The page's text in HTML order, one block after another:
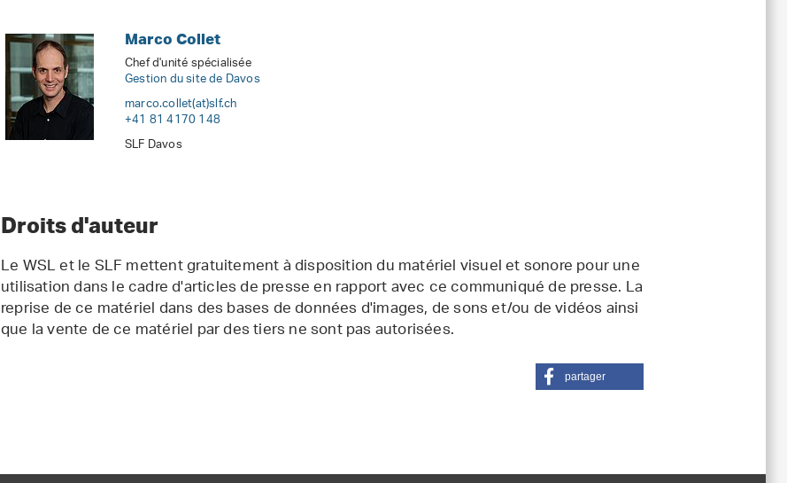
Marco Collet
Chef d'unité spécialisée
Gestion du site de Davos
marco.collet(at)slf.ch
+41 81 4170 148
SLF Davos
Droits d'auteur
Le WSL et le SLF mettent gratuitement à disposition du matériel visuel et sonore pour une
utilisation dans le cadre d'articles de presse en rapport avec ce communiqué de presse. La
reprise de ce matériel dans des bases de données d'images, de sons et/ou de vidéos ainsi
que la vente de ce matériel par des tiers ne sont pas autorisées.
partager